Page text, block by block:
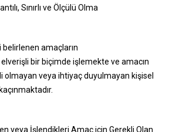
Sınırlı ve Ölçülü Olma
amaçların
bir biçimde işlemekte ve amacın
olmayan veya ihtiyaç duyulmayan kişisel
veya İşlendikleri Amaç için Gerekli Olan